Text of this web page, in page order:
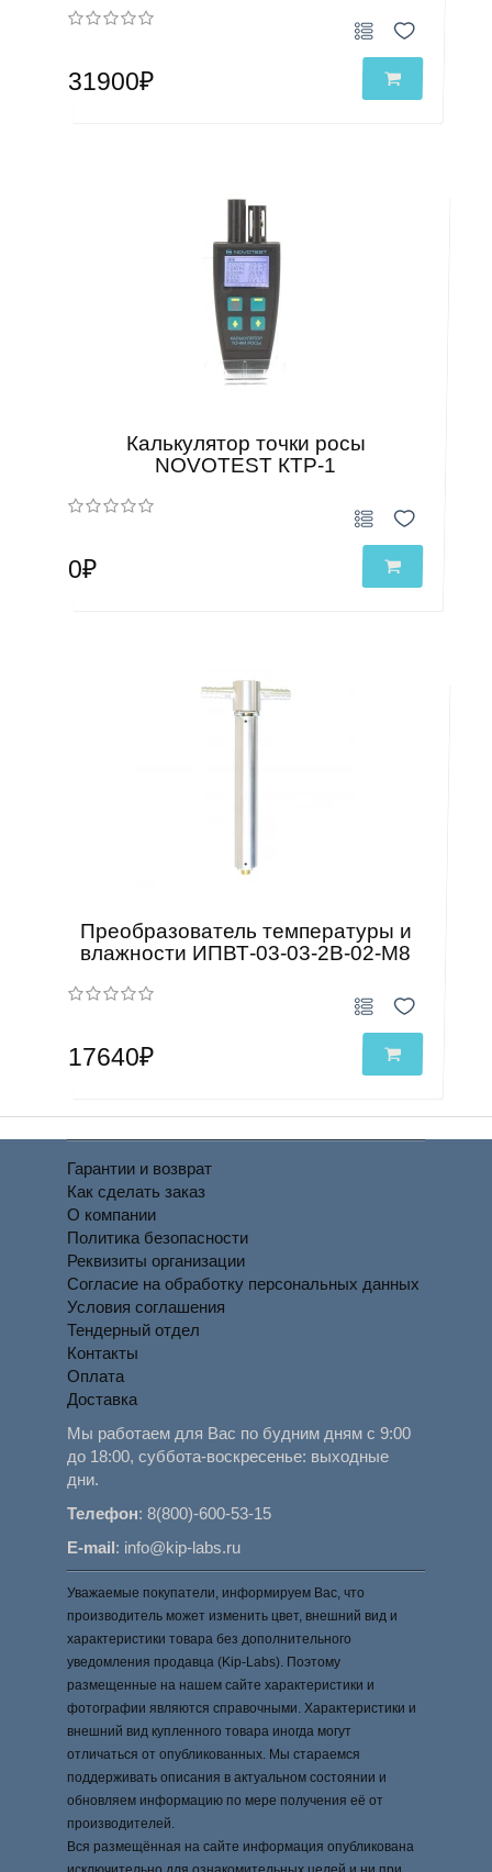
31900₽
Калькулятор точки росы
NOVOTEST КТР-1
0₽
Преобразователь температуры и
влажности ИПВТ-03-03-2В-02-М8
17640₽
Гарантии и возврат
Как сделать заказ
О компании
Политика безопасности
Реквизиты организации
Согласие на обработку персональных данных
Условия соглашения
Тендерный отдел
Контакты
Оплата
Доставка
Мы работаем для Вас по будним дням с 9:00
до 18:00, суббота-воскресенье: выходные
дни.
Телефон:8(800)-600-53-15
E-mail: info@kip-labs.ru
Уважаемые покупатели, информируем Вас, что
производитель может изменить цвет, внешний вид и
характеристики товара без дополнительного
уведомления продавца (Kip-Labs). Поэтому
размещенные на нашем сайте характеристики и
фотографии являются справочными. Характеристики и
внешний вид купленного товара иногда могут
отличаться от опубликованных. Мы стараемся
поддерживать описания в актуальном состоянии и
обновляем информацию по мере получения её от
производителей.
Вся размещённая на сайте информация опубликована